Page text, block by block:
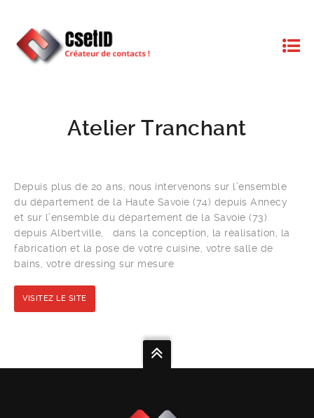
Atelier Tranchant
Depuis plus de 20 ans, nous intervenons sur l’ensemble
du département de la Haute Savoie (74) depuis Annecy
et sur l’ensemble du département de la Savoie (73)
depuis Albertville, dans la conception, la réalisation, la
fabrication et la pose de votre cuisine, votre salle de
bains, votre dressing sur mesure
VISITEZ LE SITE